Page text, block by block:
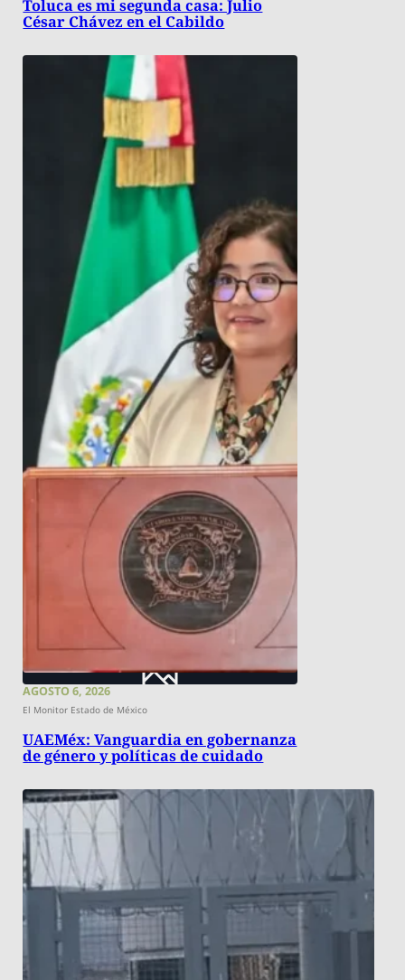
Toluca es mi segunda casa: Julio
César Chávez en el Cabildo
AGOSTO 6, 2026
El Monitor Estado de México
UAEMéx: Vanguardia en gobernanza
de género y políticas de cuidado